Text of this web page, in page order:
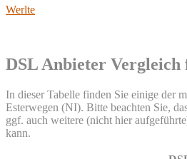
Werlte
DSL Anbieter Vergleich
In dieser Tabelle finden Sie einige der
Esterwegen (NI). Bitte beachten Sie,
ggf. auch weitere (nicht hier
kann.